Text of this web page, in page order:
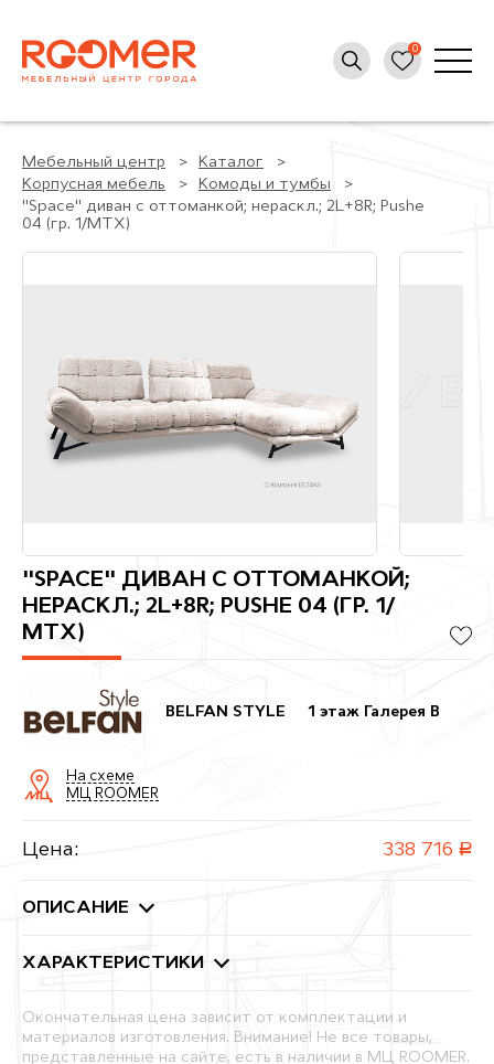
Мебельный центр
Каталог
Корпусная мебель
Комоды и тумбы
"Space" диван с оттоманкой; нераскл.; 2L+8R; Pushe
04 (гр. 1/МТХ)
"SPACE" ДИВАН С ОТТОМАНКОЙ;
НЕРАСКЛ.; 2L+8R; PUSHE 04 (ГР. 1/
МТХ)
BELFAN STYLE 1 этаж Галерея B
На схеме
МЦ ROOMER
Цена: 338 716 руб.
ОПИСАНИЕ
ХАРАКТЕРИСТИКИ
Окончательная цена зависит от комплектации и
материалов изготовления. Внимание! Не все товары,
представленные на сайте, есть в наличии в МЦ ROOMER.